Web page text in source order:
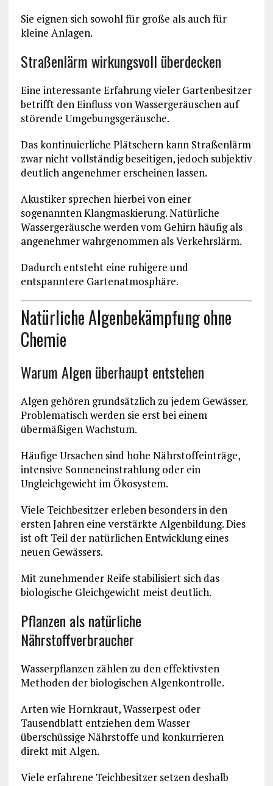
Sie eignen sich sowohl für große als auch für
kleine Anlagen.
Straßenlärm wirkungsvoll überdecken
Eine interessante Erfahrung vieler Gartenbesitzer
betrifft den Einfluss von Wassergeräuschen auf
störende Umgebungsgeräusche.
Das kontinuierliche Plätschern kann Straßenlärm
zwar nicht vollständig beseitigen, jedoch subjektiv
deutlich angenehmer erscheinen lassen.
Akustiker sprechen hierbei von einer
sogenannten Klangmaskierung. Natürliche
Wassergeräusche werden vom Gehirn häufig als
angenehmer wahrgenommen als Verkehrslärm.
Dadurch entsteht eine ruhigere und
entspanntere Gartenatmosphäre.
Natürliche Algenbekämpfung ohne
Chemie
Warum Algen überhaupt entstehen
Algen gehören grundsätzlich zu jedem Gewässer.
Problematisch werden sie erst bei einem
übermäßigen Wachstum.
Häufige Ursachen sind hohe Nährstoffeinträge,
intensive Sonneneinstrahlung oder ein
Ungleichgewicht im Ökosystem.
Viele Teichbesitzer erleben besonders in den
ersten Jahren eine verstärkte Algenbildung. Dies
ist oft Teil der natürlichen Entwicklung eines
neuen Gewässers.
Mit zunehmender Reife stabilisiert sich das
biologische Gleichgewicht meist deutlich.
Pflanzen als natürliche
Nährstoffverbraucher
Wasserpflanzen zählen zu den effektivsten
Methoden der biologischen Algenkontrolle.
Arten wie Hornkraut, Wasserpest oder
Tausendblatt entziehen dem Wasser
überschüssige Nährstoffe und konkurrieren
direkt mit Algen.
Viele erfahrene Teichbesitzer setzen deshalb